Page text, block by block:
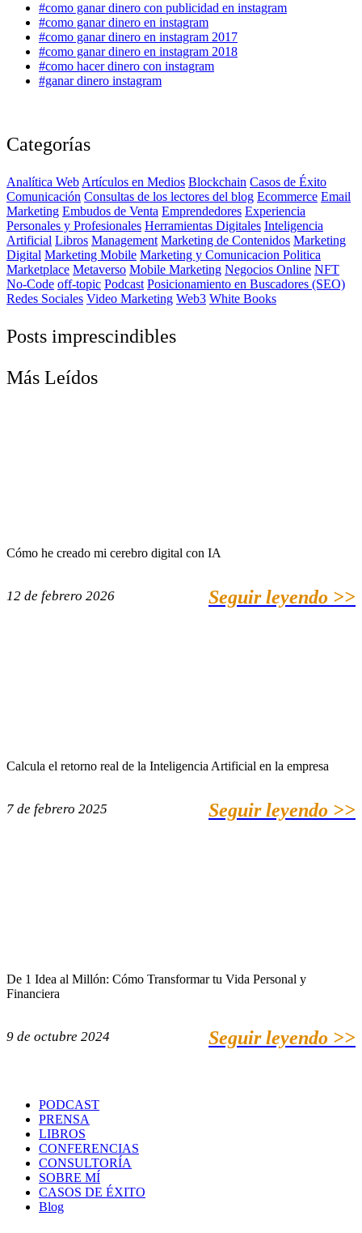
#como ganar dinero con publicidad en instagram
#como ganar dinero en instagram
#como ganar dinero en instagram 2017
#como ganar dinero en instagram 2018
#como hacer dinero con instagram
#ganar dinero instagram
Categorías
Analítica Web Artículos en Medios Blockchain Casos de Éxito
Comunicación Consultas de los lectores del blog Ecommerce Email
Marketing Embudos de Venta Emprendedores Experiencia
Personales y Profesionales Herramientas Digitales Inteligencia
Artificial Libros Management Marketing de Contenidos Marketing
Digital Marketing Mobile Marketing y Comunicacion Politica
Marketplace Metaverso Mobile Marketing Negocios Online NFT
No-Code off-topic Podcast Posicionamiento en Buscadores (SEO)
Redes Sociales Video Marketing Web3 White Books
Posts imprescindibles
Más Leídos
Cómo he creado mi cerebro digital con IA
12 de febrero 2026 Seguir leyendo >>
Calcula el retorno real de la Inteligencia Artificial en la empresa
7 de febrero 2025 Seguir leyendo >>
De 1 Idea al Millón: Cómo Transformar tu Vida Personal y
Financiera
9 de octubre 2024 Seguir leyendo >>
PODCAST
PRENSA
LIBROS
CONFERENCIAS
CONSULTORÍA
SOBRE MÍ
CASOS DE ÉXITO
Blog